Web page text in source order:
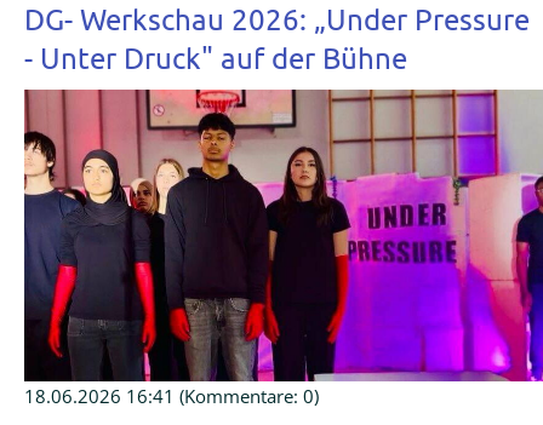
DG- Werkschau 2026: „Under Pressure
- Unter Druck" auf der Bühne
18.06.2026 16:41 (Kommentare: 0)